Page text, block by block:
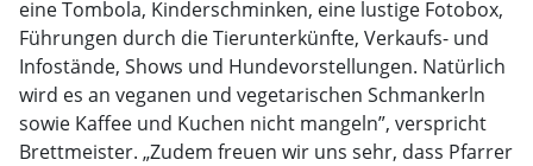
eine Tombola, Kinderschminken, eine lustige Fotobox,
Führungen durch die Tierunterkünfte, Verkaufs- und
Infostände, Shows und Hundevorstellungen. Natürlich
wird es an veganen und vegetarischen Schmankerln
sowie Kaffee und Kuchen nicht mangeln”, verspricht
Brettmeister. „Zudem freuen wir uns sehr, dass Pfarrer